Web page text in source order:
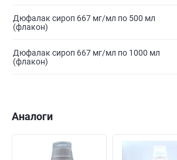
Дюфалак сироп 667 мг/мл по 500 мл
(флакон)
Дюфалак сироп 667 мг/мл по 1000 мл
(флакон)
Аналоги